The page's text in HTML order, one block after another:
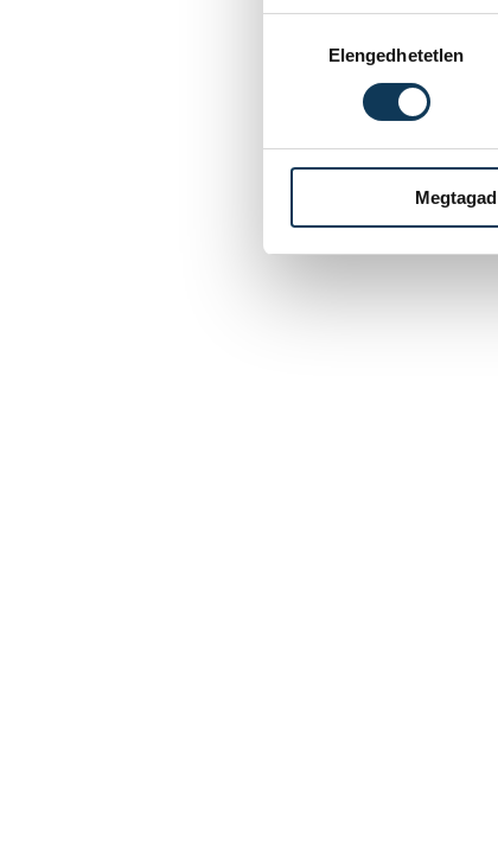
Elengedhetetlen
Megtagad